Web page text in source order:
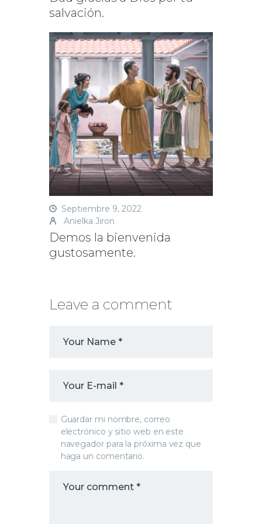
salvación.
Septiembre 9, 2022
Anielka Jiron
Demos la bienvenida
gustosamente.
Leave a comment
Guardar mi nombre, correo
electrónico y sitio web en este
navegador para la próxima vez que
haga un comentario.